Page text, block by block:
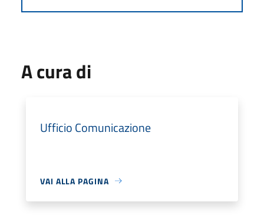
A cura di
Ufficio Comunicazione
VAI ALLA PAGINA